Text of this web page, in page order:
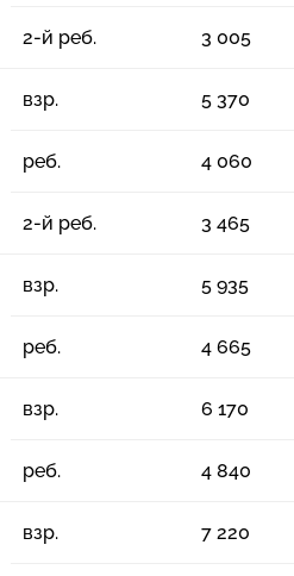
2-й реб. 3 005
взр. 5 370
реб. 4 060
2-й реб. 3 465
взр. 5 935
реб. 4 665
взр. 6 170
реб. 4 840
взр. 7 220